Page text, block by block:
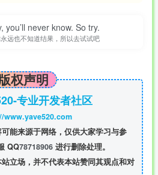
you’ll never know. So try.
远也不知道结果，所以去试试吧
权声明
专业开发者社区
www.yave520.com
能来源于网络，仅供大家学习与参
QQ78718906 进行删除处理。
立场，并不代表本站赞同其观点和对